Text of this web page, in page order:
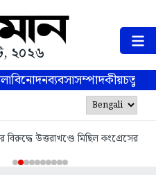
২০২৬
বিনোদনব্যবসাসম্পাদকীয়
বিরুদ্ধে উত্তরাখণ্ডে মিছিল কংগ্রেসের